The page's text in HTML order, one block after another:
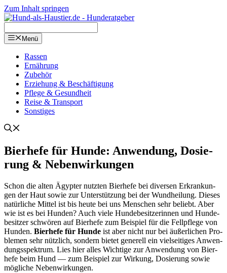
Zum Inhalt springen
Menü
Ras­sen
Ernäh­rung
Zube­hör
Erzie­hung & Beschäf­ti­gung
Pfle­ge & Gesund­heit
Rei­se & Trans­port
Sons­ti­ges
Bier­he­fe für Hun­de: Anwen­dung, Dosie­
rung & Neben­wir­kun­gen
Schon die alten Ägyp­ter nutz­ten Bier­he­fe bei diver­sen Erkran­kun­
gen der Haut sowie zur Unter­stüt­zung bei der Wund­hei­lung. Die­ses
natür­li­che Mit­tel ist bis heu­te bei uns Men­schen sehr beliebt. Aber
wie ist es bei Hun­den? Auch vie­le Hun­de­be­sit­ze­rin­nen und Hun­de­
be­sit­zer schwö­ren auf Bier­he­fe zum Bei­spiel für die Fell­pfle­ge von
Hun­den. Bier­he­fe für Hun­de ist aber nicht nur bei äußer­li­chen Pro­
ble­men sehr nütz­lich, son­dern bie­tet gene­rell ein viel­sei­ti­ges Anwen­
dungs­spek­trum. Lies hier alles Wich­ti­ge zur Anwen­dung von Bier­
he­fe beim Hund — zum Bei­spiel zur Wir­kung, Dosie­rung sowie
mög­li­che Neben­wir­kun­gen.